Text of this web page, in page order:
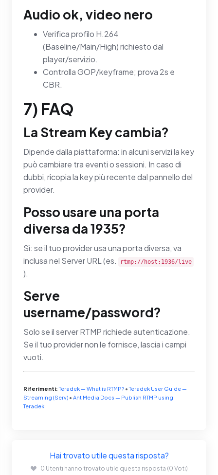
Audio ok, video nero
Verifica profilo H.264
(Baseline/Main/High) richiesto dal
player/servizio.
Controlla GOP/keyframe; prova 2s e
CBR.
7) FAQ
La Stream Key cambia?
Dipende dalla piattaforma: in alcuni servizi la key
può cambiare tra eventi o sessioni. In caso di
dubbi, ricopia la key più recente dal pannello del
provider.
Posso usare una porta
diversa da 1935?
Sì: se il tuo provider usa una porta diversa, va
inclusa nel Server URL (es.
rtmp://host:1936/live
).
Serve
username/password?
Solo se il server RTMP richiede autenticazione.
Se il tuo provider non le fornisce, lascia i campi
vuoti.
Riferimenti: Teradek — What is RTMP? •Teradek User Guide —
Streaming (Serv) • Ant Media Docs — Publish RTMP using
Teradek
Hai trovato utile questa risposta?
0 Utenti hanno trovato utile questa risposta (0 Voti)